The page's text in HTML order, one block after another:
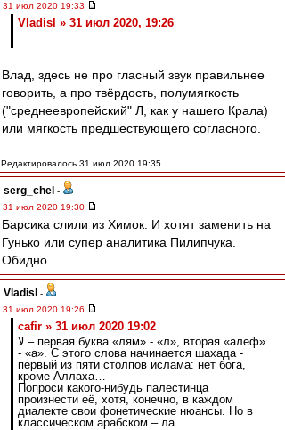
31 июл 2020 19:33
Vladisl » 31 июл 2020, 19:26
Влад, здесь не про гласный звук правильнее
говорить, а про твёрдость, полумягкость
("среднеевропейский" Л, как у нашего Крала)
или мягкость предшествующего согласного.
Редактировалось 31 июл 2020 19:35
serg_chel -
31 июл 2020 19:30
Барсика слили из Химок. И хотят заменить на
Гунько или супер аналитика Пилипчука.
Обидно.
Vladisl
-
31 июл 2020 19:26
cafir » 31 июл 2020 19:02
لا – первая буква «лям» - «л», вторая «алеф»
- «а». С этого слова начинается шахада -
первый из пяти столпов ислама: нет бога,
кроме Аллаха…
Попроси какого-нибудь палестинца
произнести её, хотя, конечно, в каждом
диалекте свои фонетические нюансы. Но в
классическом арабском – ла.